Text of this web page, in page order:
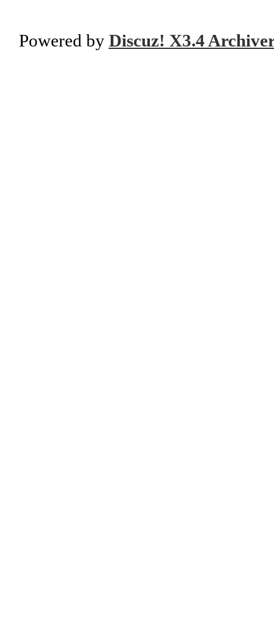
Powered by Discuz! X3.4